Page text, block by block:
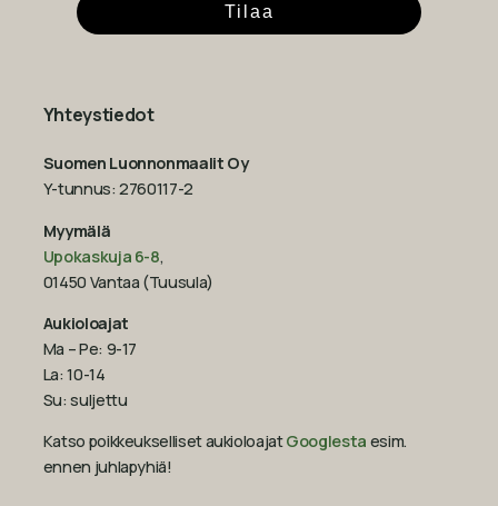
Tilaa
Yhteystiedot
Suomen Luonnonmaalit Oy
Y-tunnus: 2760117-2
Myymälä
Upokaskuja 6-8,
01450 Vantaa (Tuusula)
Aukioloajat
Ma – Pe: 9-17
La: 10-14
Su: suljettu
Katso poikkeukselliset aukioloajatGooglesta esim.
ennen juhlapyhiä!‍